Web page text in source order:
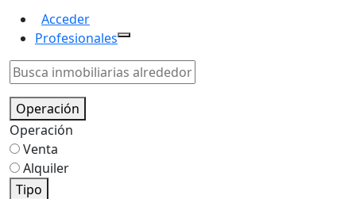
Acceder
Profesionales
Operación
Operación
Venta
Alquiler
Tipo